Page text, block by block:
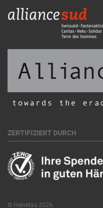
ZERTIFIZIERT DURCH
© Helvetas 2026